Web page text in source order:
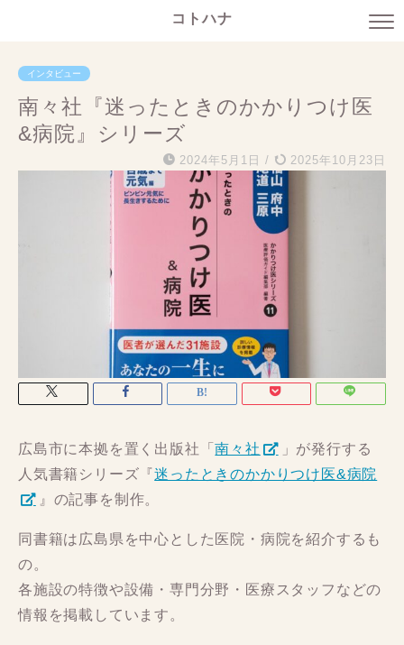
コトハナ
インタビュー
南々社『迷ったときのかかりつけ医
&病院』シリーズ
2024年5月1日 / 2025年10月23日
広島市に本拠を置く出版社「南々社
」が発行する
人気書籍シリーズ『迷ったときのかかりつけ医&病院
』の記事を制作。
同書籍は広島県を中心とした医院・病院を紹介するも
の。
各施設の特徴や設備・専門分野・医療スタッフなどの
情報を掲載しています。